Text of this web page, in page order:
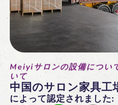
Meiyiサロンの設備につい
いて
中国のサロン家具工
によって認定されました: